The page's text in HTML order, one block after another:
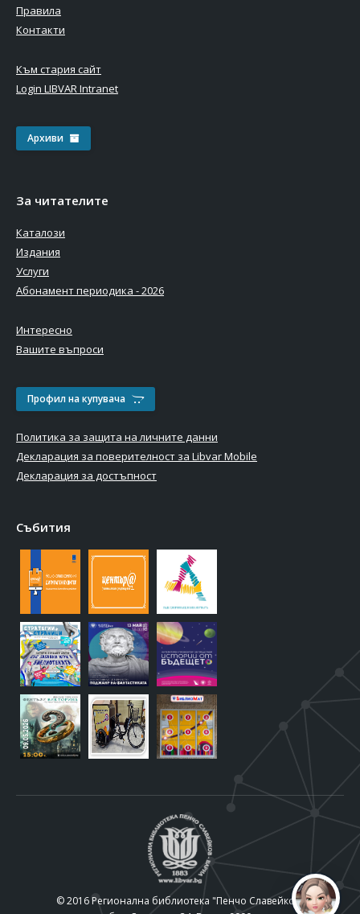
Правила
Контакти
Към стария сайт
Login LIBVAR Intranet
Архиви
За читателите
Каталози
Издания
Услуги
Абонамент периодика - 2026
Интересно
Вашите въпроси
Профил на купувача
Политика за защита на личните данни
Декларация за поверителност за Libvar Mobile
Декларация за достъпност
Събития
© 2016 Регионална библиотека "Пенчо Славейков"